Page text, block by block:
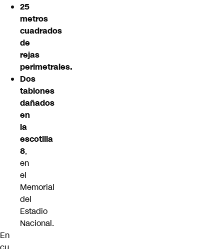
25
metros
cuadrados
de
rejas
perimetrales.
Dos
tablones
dañados
en
la
escotilla
8,
en
el
Memorial
del
Estadio
Nacional.
En